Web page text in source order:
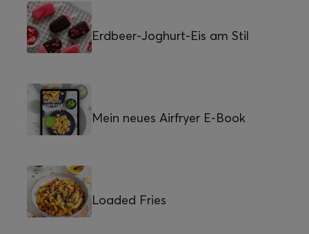
Erdbeer-Joghurt-Eis am Stil
Mein neues Airfryer E-Book
Loaded Fries